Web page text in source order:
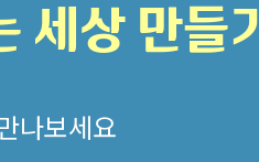
세상 만들기
나보세요